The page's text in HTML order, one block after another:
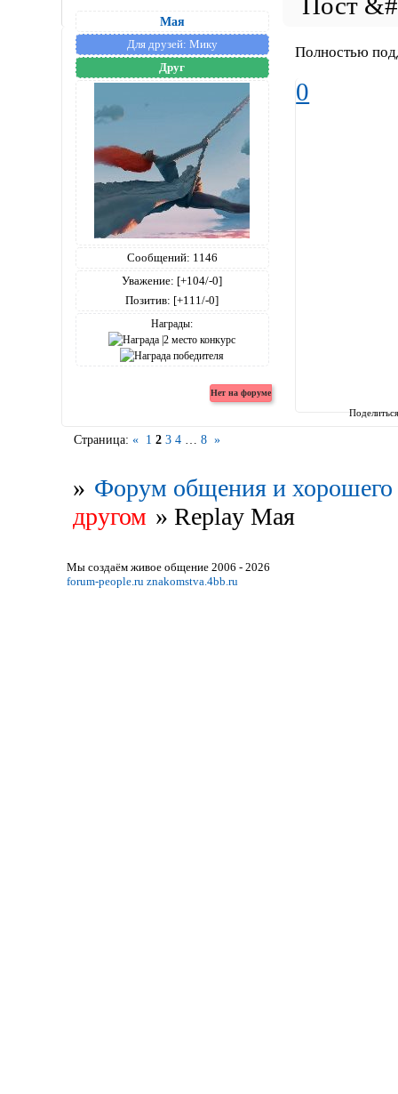
Мая
Для друзей: Мику
Друг
Сообщений: 1146
Уважение: [+104/-0]
Позитив: [+111/-0]
Награды:
Полностью
0
Страница: « 1 2 3 4 8 »
» Форум общения и хорошего
другом » Replay Мая
Мы создаём живое общение 2006 - 2026
forum-people.ru znakomstva.4bb.ru